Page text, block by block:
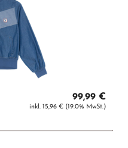
99,99 €
inkl. 15,96 € (19.0% MwSt.)